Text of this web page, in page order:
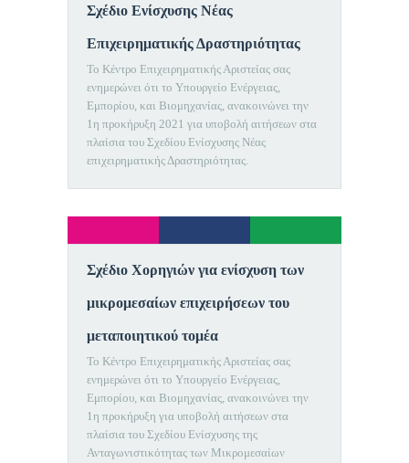
Σχέδιο Ενίσχυσης Νέας
Επιχειρηματικής Δραστηριότητας
Το Κέντρο Επιχειρηματικής Αριστείας σας
ενημερώνει ότι το Υπουργείο Ενέργειας,
Εμπορίου, και Βιομηχανίας, ανακοινώνει την
1η προκήρυξη 2021 για υποβολή αιτήσεων στα
πλαίσια του Σχεδίου Ενίσχυσης Νέας
επιχειρηματικής Δραστηριότητας.
Σχέδιο Χορηγιών για ενίσχυση των
μικρομεσαίων επιχειρήσεων του
μεταποιητικού τομέα
Το Κέντρο Επιχειρηματικής Αριστείας σας
ενημερώνει ότι το Υπουργείο Ενέργειας,
Εμπορίου, και Βιομηχανίας, ανακοινώνει την
1η προκήρυξη για υποβολή αιτήσεων στα
πλαίσια του Σχεδίου Ενίσχυσης της
Ανταγωνιστικότητας των Μικρομεσαίων